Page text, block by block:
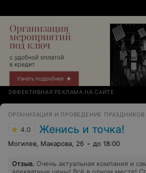
ЭФФЕКТИВНАЯ РЕКЛАМА НА САЙТЕ
ОРГАНИЗАЦИЯ И ПРОВЕДЕНИЕ ПРАЗДНИКОВ
4.0 Женись и точка!
Могилев, Макарова, 2б до 18:00
Отзыв. Очень актуальная компания и